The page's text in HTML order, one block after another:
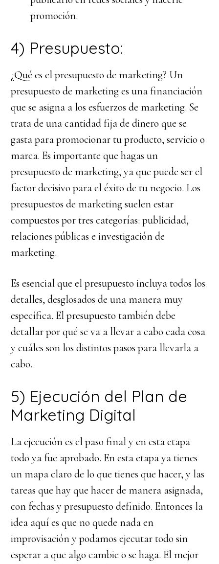
promoción.
4) Presupuesto:
¿Qué es el presupuesto de marketing? Un
presupuesto de marketing es una financiación
que se asigna a los esfuerzos de marketing. Se
trata de una cantidad fija de dinero que se
gasta para promocionar tu producto, servicio o
marca. Es importante que hagas un
presupuesto de marketing, ya que puede ser el
factor decisivo para el éxito de tu negocio. Los
presupuestos de marketing suelen estar
compuestos por tres categorías: publicidad,
relaciones públicas e investigación de
marketing.
Es esencial que el presupuesto incluya todos los
detalles, desglosados de una manera muy
específica. El presupuesto también debe
detallar por qué se va a llevar a cabo cada cosa
y cuáles son los distintos pasos para llevarla a
cabo.
5) Ejecución del Plan de
Marketing Digital
La ejecución es el paso final y en esta etapa
todo ya fue aprobado. En esta etapa ya tienes
un mapa claro de lo que tienes que hacer, y las
tareas que hay que hacer de manera asignada,
con fechas y presupuesto definido. Entonces la
idea aquí es que no quede nada en
improvisación y podamos ejecutar todo sin
esperar a que algo cambie o se haga. El mejor